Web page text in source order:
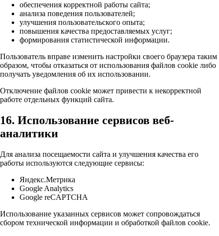
обеспечения корректной работы сайта;
анализа поведения пользователей;
улучшения пользовательского опыта;
повышения качества предоставляемых услуг;
формирования статистической информации.
Пользователь вправе изменить настройки своего браузера таким
образом, чтобы отказаться от использования файлов cookie либо
получать уведомления об их использовании.
Отключение файлов cookie может привести к некорректной
работе отдельных функций сайта.
16. Использование сервисов веб-
аналитики
Для анализа посещаемости сайта и улучшения качества его
работы используются следующие сервисы:
Яндекс.Метрика
Google Analytics
Google reCAPTCHA
Использование указанных сервисов может сопровождаться
сбором технической информации и обработкой файлов cookie.